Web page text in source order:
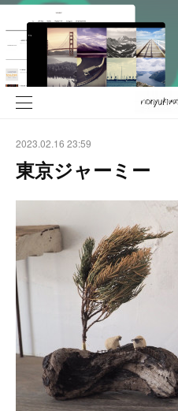
2023.02.16 23:59
東京ジャーミー